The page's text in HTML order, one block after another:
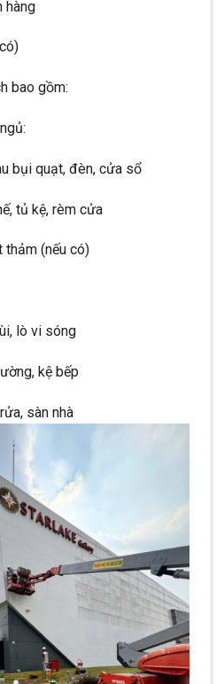
hàng
bao gồm:
bụi quạt, đèn, cửa sổ
tủ kệ, rèm cửa
thảm (nếu có)
lò vi sóng
kệ bếp
sàn nhà